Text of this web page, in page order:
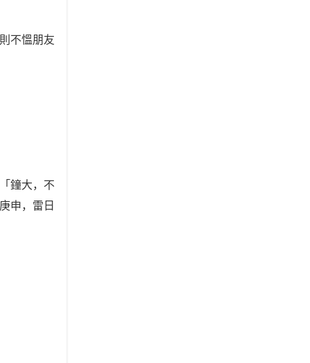
不慍朋友
鐘大，不
申，雷日